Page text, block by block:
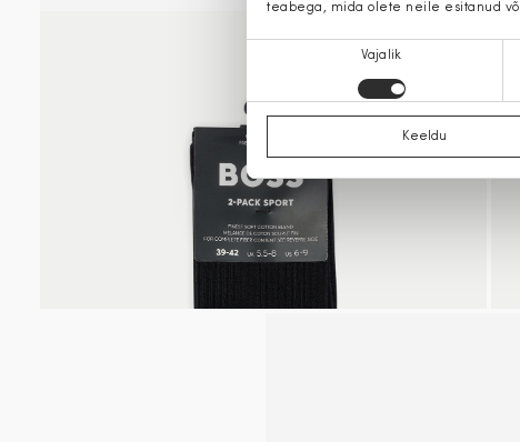
teabega, mida olete neile esitanud
Vajalik
Keeldu